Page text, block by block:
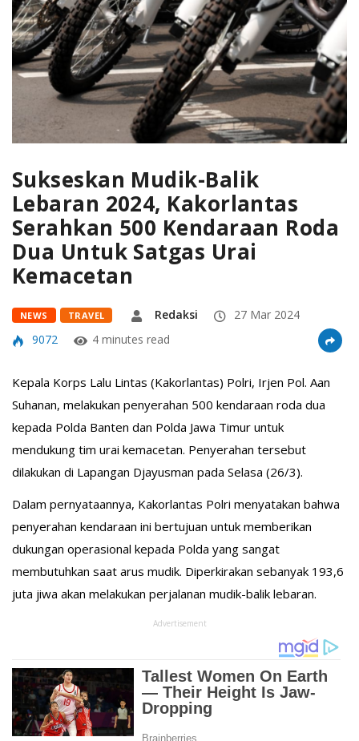
Sukseskan Mudik-Balik
Lebaran 2024, Kakorlantas
Serahkan 500 Kendaraan Roda
Dua Untuk Satgas Urai
Kemacetan
NEWS TRAVEL Redaksi
27 Mar 2024
9072
4 minutes read
Kepala Korps Lalu Lintas (Kakorlantas) Polri, Irjen Pol. Aan
Suhanan, melakukan penyerahan 500 kendaraan roda dua
kepada Polda Banten dan Polda Jawa Timur untuk
mendukung tim urai kemacetan. Penyerahan tersebut
dilakukan di Lapangan Djayusman pada Selasa (26/3).
Dalam pernyataannya, Kakorlantas Polri menyatakan bahwa
penyerahan kendaraan ini bertujuan untuk memberikan
dukungan operasional kepada Polda yang sangat
membutuhkan saat arus mudik. Diperkirakan sebanyak 193,6
juta jiwa akan melakukan perjalanan mudik-balik lebaran.
Advertisement